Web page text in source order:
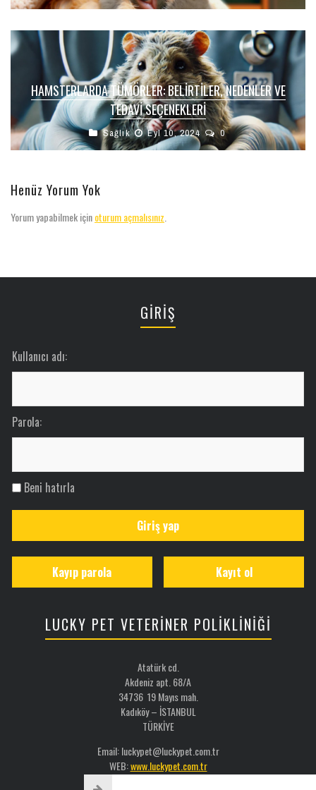
HAMSTERLARDA TÜMÖRLER: BELIRTILER, NEDENLER VE
TEDAVI SEÇENEKLERI
Sağlık Eyl 10, 2024 0
Henüz Yorum Yok
Yorum yapabilmek içinoturum açmalısınız
GİRİŞ
Kullanıcı adı:
Parola:
Beni hatırla
Giriş yap
Kayıt ol
Kayıp parola
LUCKY PET VETERİNER POLİKLİNİĞİ
Atatürk cd.
Akdeniz apt. 68/A
34736 19 Mayıs mah.
Kadıköy – İSTANBUL
TÜRKİYE
Email: luckypet@luckypet.com.tr
WEB:www.luckypet.com.tr